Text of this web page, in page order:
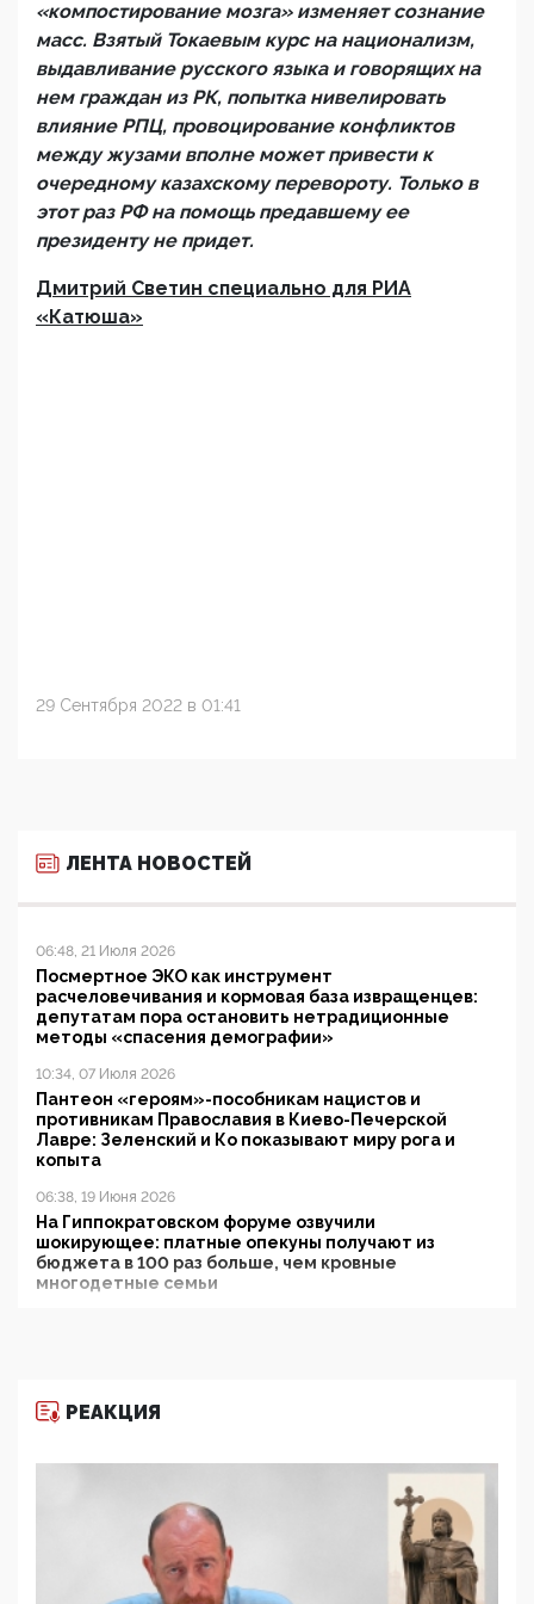
«компостирование мозга» изменяет сознание
масс. Взятый Токаевым курс на национализм,
выдавливание русского языка и говорящих на
нем граждан из РК, попытка нивелировать
влияние РПЦ, провоцирование конфликтов
между жузами вполне может привести к
очередному казахскому перевороту. Только в
этот раз РФ на помощь предавшему ее
президенту не придет.
Дмитрий Светин специально для РИА
«Катюша»
29 Сентября 2022 в 01:41
ЛЕНТА НОВОСТЕЙ
06:48, 21 Июля 2026
Посмертное ЭКО как инструмент
расчеловечивания и кормовая база извращенцев:
депутатам пора остановить нетрадиционные
методы «спасения демографии»
10:34, 07 Июля 2026
Пантеон «героям»-пособникам нацистов и
противникам Православия в Киево-Печерской
Лавре: Зеленский и Ко показывают миру рога и
копыта
06:38, 19 Июня 2026
На Гиппократовском форуме озвучили
шокирующее: платные опекуны получают из
бюджета в 100 раз больше, чем кровные
многодетные семьи
11:53, 09 Июня 2026
деятельность ИИТО ЮНЕСКО в России, но
цифроглобалисты продолжают определять
повестку в образовании
09:43, 01 Июня 2026
5G за счет здоровья граждан: Минцифры намерено
отобрать у регионов и муниципалитетов право
РЕАКЦИЯ